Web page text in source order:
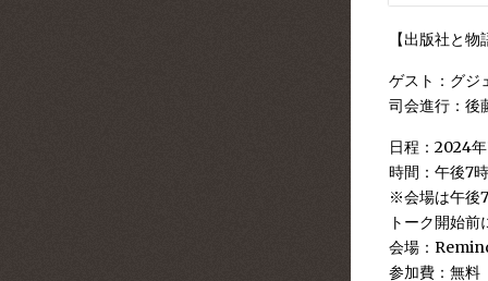
【出版社と
ゲスト：グジ
司会進行：後
日程：2024
時間：午後7
※会場は午後
トーク開始
会場：
参加費：無料